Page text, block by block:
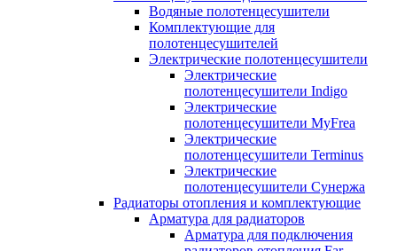
Водяные полотенцесушители
Комплектующие для
полотенцесушителей
Электрические полотенцесушители
Электрические
полотенцесушители Indigo
Электрические
полотенцесушители MyFrea
Электрические
полотенцесушители Terminus
Электрические
полотенцесушители Сунержа
Радиаторы отопления и комплектующие
Арматура для радиаторов
Арматура для подключения